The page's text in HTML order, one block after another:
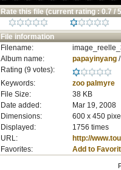
Rate this file (current rating : 0.7 /
File information
Filename:
Album name:
papayinyang/
Rating (9 votes):
Keywords:
zoo palmyre
File Size:
38 KB
Date added:
Mar 19, 2008
Dimensions:
600 x 450
Displayed:
1756 times
URL:
http://
Favorites:
Add to